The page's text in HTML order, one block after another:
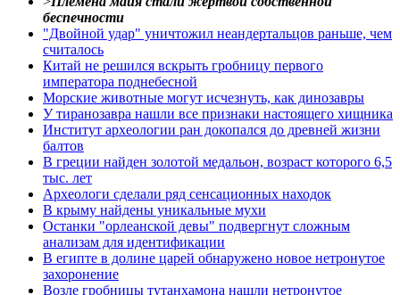
беспечности
"Двойной удар" уничтожил неандертальцов раньше, чем
считалось
Китай не решился вскрыть гробницу первого
императора поднебесной
Морские животные могут исчезнуть, как динозавры
У тиранозавра нашли все признаки настоящего хищника
Институт археологии ран докопался до древней жизни
балтов
В греции найден золотой медальон, возраст которого 6,5
тыс. лет
Археологи сделали ряд сенсационных находок
В крыму найдены уникальные мухи
Останки "орлеанской девы" подвергнут сложным
анализам для идентификации
В египте в долине царей обнаружено новое нетронутое
захоронение
Возле гробницы тутанхамона нашли нетронутое